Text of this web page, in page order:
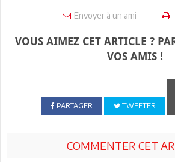
Envoyer à un ami
VOUS AIMEZ CET ARTICLE ?
VOS AMIS !
PARTAGER TWEETER
COMMENTER CET